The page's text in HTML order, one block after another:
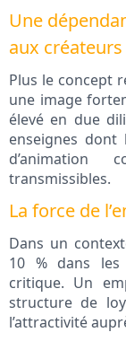
Une
aux créateurs
Plus le concept
une image
élevé en due
enseignes dont
d’animation
transmissibles.
La force de
Dans un
10 % dans les
critique. Un
structure de
l’attractivité